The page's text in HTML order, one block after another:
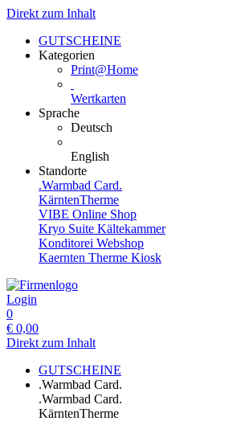
Direkt zum Inhalt
GUTSCHEINE
Kategorien
Print@Home
Wertkarten
Sprache
Deutsch
English
Standorte
.Warmbad Card.
KärntenTherme
VIBE Online Shop
Kryo Suite Kältekammer
Konditorei Webshop
Kaernten Therme Kiosk
Login
0
€ 0,00
Direkt zum Inhalt
GUTSCHEINE
.Warmbad Card.
.Warmbad Card.
KärntenTherme